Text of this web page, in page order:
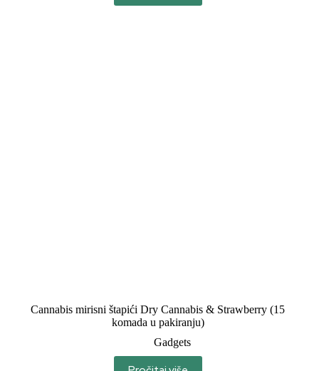
Cannabis mirisni štapići Dry Cannabis & Strawberry (15
komada u pakiranju)
Gadgets